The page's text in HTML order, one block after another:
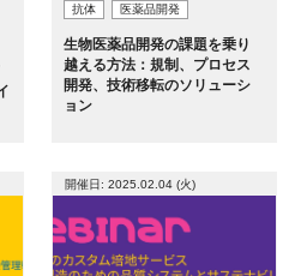
抗体
医薬品開発
生物医薬品開発の課題を乗り
越える方法：規制、プロセス
開発、技術移転のソリューシ
ョン
開催日: 2025.02.04 (火)